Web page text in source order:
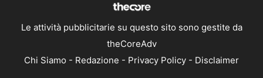
Le attività pubblicitarie su questo sito sono gestite da
theCoreAdv
Chi Siamo - Redazione - Privacy Policy - Disclaimer